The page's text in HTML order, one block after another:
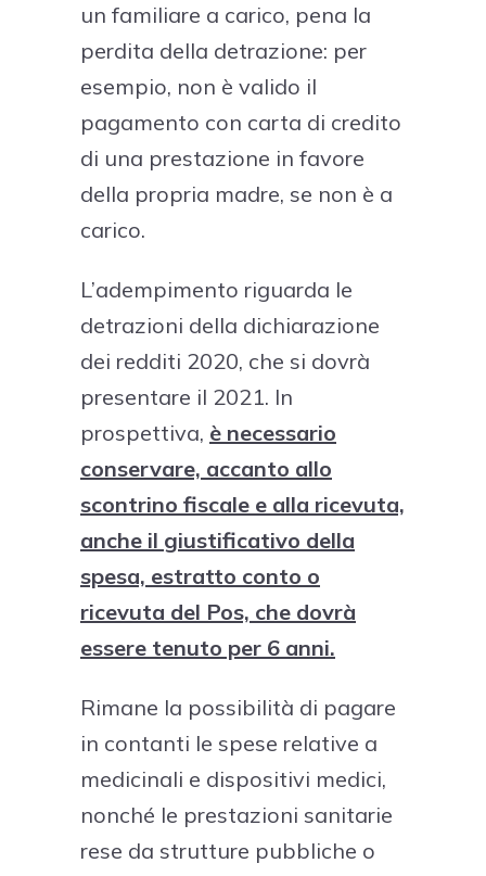
un familiare a carico, pena la
perdita della detrazione: per
esempio, non è valido il
pagamento con carta di credito
di una prestazione in favore
della propria madre, se non è a
carico.
L’adempimento riguarda le
detrazioni della dichiarazione
dei redditi 2020, che si dovrà
presentare il 2021. In
prospettiva, è necessario
conservare, accanto allo
scontrino fiscale e alla ricevuta,
anche il giustificativo della
spesa, estratto conto o
ricevuta del Pos, che dovrà
essere tenuto per 6 anni.
Rimane la possibilità di pagare
in contanti le spese relative a
medicinali e dispositivi medici,
nonché le prestazioni sanitarie
rese da strutture pubbliche o